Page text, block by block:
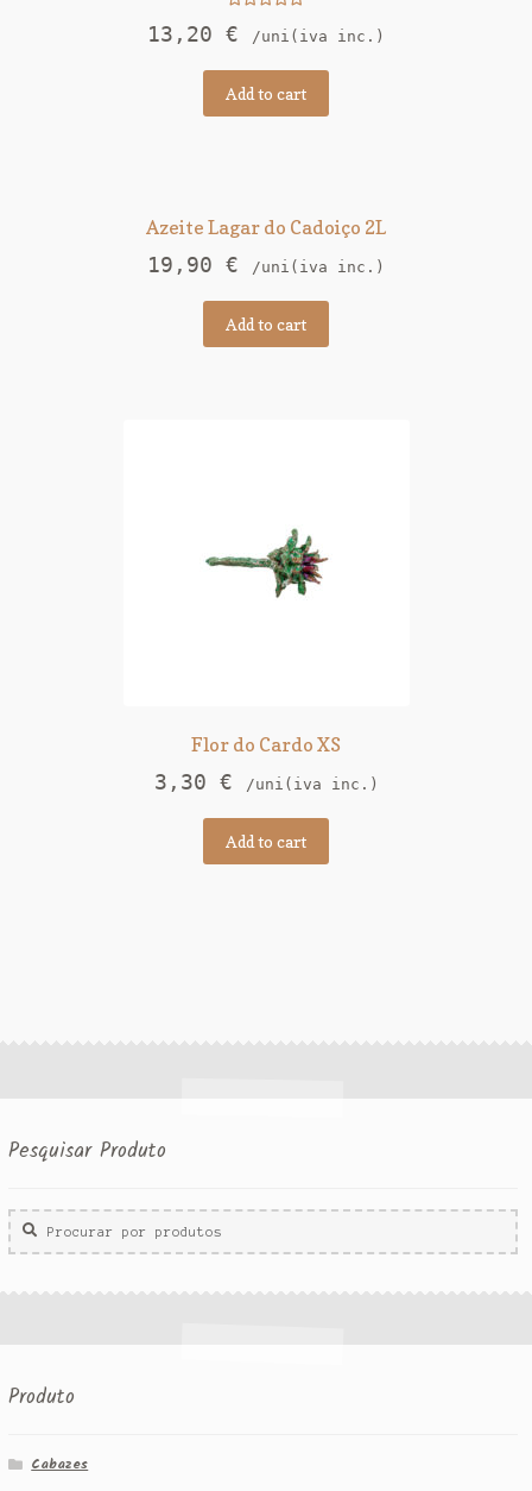
out of 5
13,20 € /uni(iva inc.)
Add to cart
Azeite Lagar do Cadoiço 2L
19,90 € /uni(iva inc.)
Add to cart
Flor do Cardo XS
3,30 € /uni(iva inc.)
Add to cart
Pesquisar Produto
Procurar
por:
Produto
Cabazes